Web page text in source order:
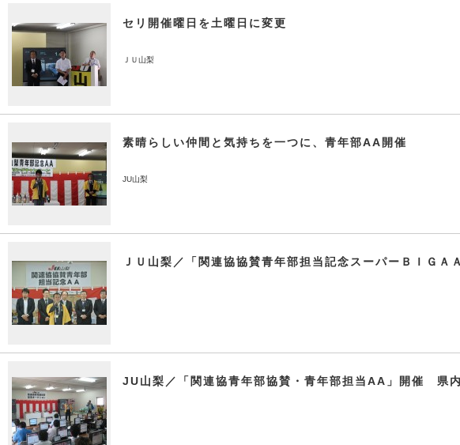
セリ開催曜日を土曜日に変更
ＪＵ山梨
素晴らしい仲間と気持ちを一つに、青年部AA開催
JU山梨
ＪＵ山梨／「関連協協賛青年部担当記念スーパーＢＩＧ
JU山梨／「関連協青年部協賛・青年部担当AA」開催 県